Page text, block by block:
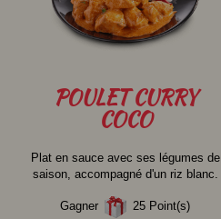
POULETCURRY
COCO
Plat en sauce avec ses légumes de
saison, accompagné d'un riz blanc.
Gagner 25 Point(s)